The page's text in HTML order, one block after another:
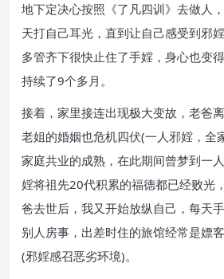
地下定决心按照《了凡四训》去做人
天打自己耳光，直到让自己感受到邪
多管齐下很快止住了手婬，身心也变
持续了9个多月。
接着，家里接连出现极大变故，老爸
老姐的婚姻也危机四伏(一人邪婬，全
家庭共业的成熟，在此期间曾梦到一
婬将祖先20代积累的福德都已经败光
爸去世后，我又开始放纵自己，每天
别人房事，出差时住的旅馆经常是嫖
(邪婬感召恶劣环境)。